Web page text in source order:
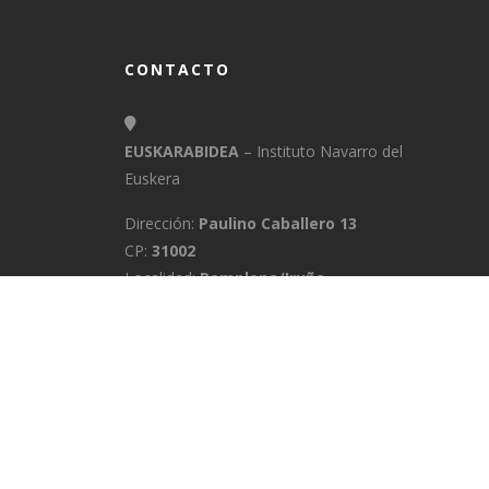
CONTACTO
EUSKARABIDEA – Instituto Navarro del
Euskera
Dirección: Paulino Caballero 13
CP: 31002
Localidad:Pamplona/Iruña